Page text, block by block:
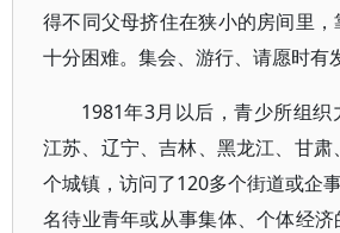
得不同父母挤住在狭小的房间里
十分困难。集会、游行、请愿时有
1981年3月以后，青少所组织
江苏、辽宁、吉林、黑龙江、甘肃
个城镇，访问了120多个街道或企
名待业青年或从事集体、个体经